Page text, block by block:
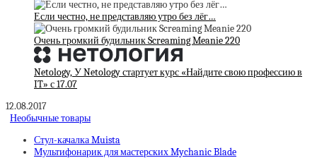
Если честно, не представляю утро без лёг…
Очень громкий будильник Screaming Meanie 220
Netology, У Netology стартует курс «Найдите свою профессию в
IT» с 17.07
12.08.2017
Необычные товары
Стул-качалка Muista
Мультифонарик для мастерских Mychanic Blade